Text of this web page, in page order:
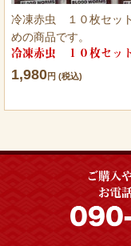
冷凍赤虫 １０枚セッ
めの商品です。
冷凍赤虫 １０枚セッ
1,980円 (税込)